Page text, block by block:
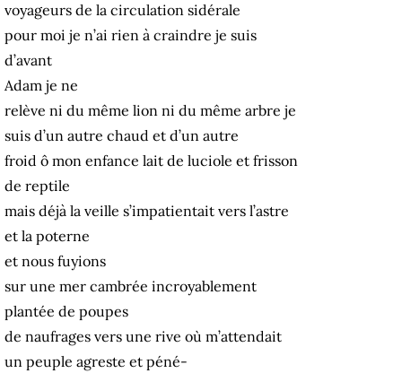
voyageurs de la circulation sidérale
pour moi je n’ai rien à craindre je suis
d’avant
Adam je ne
relève ni du même lion ni du même arbre je
suis d’un autre chaud et d’un autre
froid ô mon enfance lait de luciole et frisson
de reptile
mais déjà la veille s’impatientait vers l’astre
et la poterne
et nous fuyions
sur une mer cambrée incroyablement
plantée de poupes
de naufrages vers une rive où m’attendait
un peuple agreste et péné-